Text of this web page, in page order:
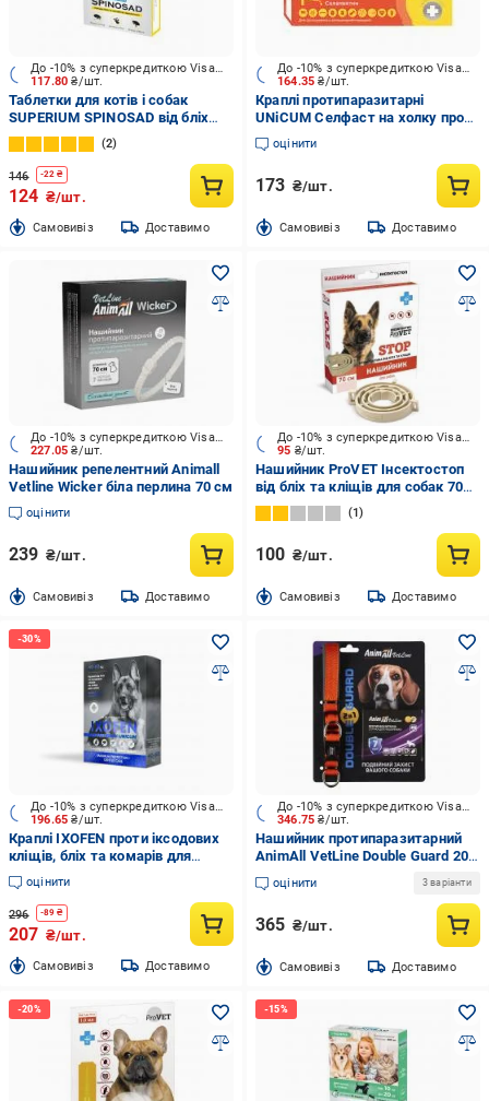
117.80₴/шт.
До -10% з суперкредиткою Visa Вигода
Таблетки для котів і собак
SUPERIUM SPINOSAD від бліх
(1,3 - 2,5 кг)
2
146 -22 ₴
124 ₴/шт.
Cамовивіз Доставимо
164.35₴/шт.
До -10% з суперкредиткою Visa Вигода
Краплі протипаразитарні
UNiCUM Селфаст на холку проти
бліх, кліщів та гельмінтів для
собак 2,6-5 кг 0,5 мл
оцінити
173 ₴/шт.
Cамовивіз Доставимо
227.05₴/шт.
До -10% з суперкредиткою Visa Вигода
Нашийник репелентний Animall
Vetline Wicker біла перлина 70 см
оцінити
239 ₴/шт.
Cамовивіз Доставимо
95 ₴/шт.
До -10% з суперкредиткою Visa Вигода
Нашийник ProVET Інсектостоп
від бліх та кліщів для собак 70
см
1
100 ₴/шт.
Cамовивіз Доставимо
196.65₴/шт.
До -10% з суперкредиткою Visa Вигода
Краплі IXOFEN проти іксодових
кліщів, бліх та комарів для
собак 40-60 кг
оцінити
296 -89 ₴
207 ₴/шт.
Cамовивіз Доставимо
346.75₴/шт.
До -10% з суперкредиткою Visa Вигода
Нашийник протипаразитарний
AnimAll VetLine Double Guard 20
мм 320-400 мм помаранчевий
оцінити 3 варіанти
365 ₴/шт.
Cамовивіз Доставимо